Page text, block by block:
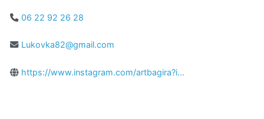
06 22 92 26 28
Lukovka82@gmail.com
https://www.instagram.com/artbagira?i...